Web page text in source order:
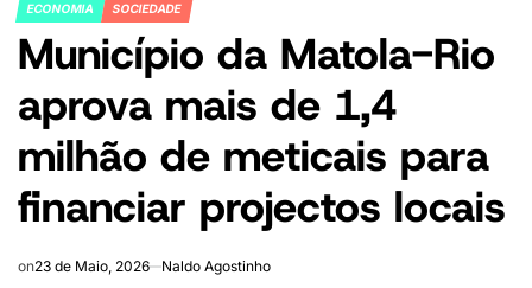
POSTED
IN
ECONOMIA SOCIEDADE
Município da Matola-Rio
aprova mais de 1,4
milhão de meticais para
financiar projectos locais
on23 de Maio, 2026 Naldo Agostinho